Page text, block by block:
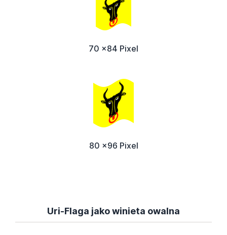
70 x84 Pixel
80 x96 Pixel
Uri-Flaga jako winieta owalna